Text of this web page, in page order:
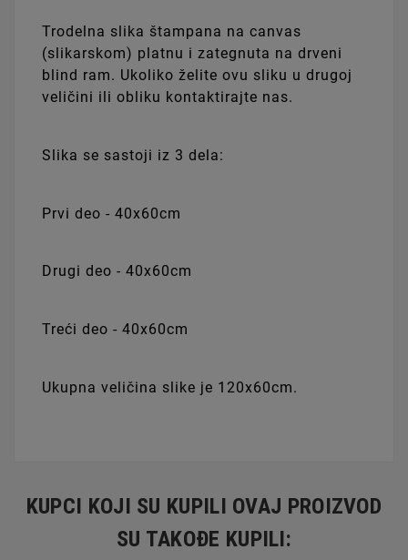
Trodelna slika štampana na canvas
(slikarskom) platnu i zategnuta na drveni
blind ram. Ukoliko želite ovu sliku u drugoj
veličini ili obliku kontaktirajte nas.
Slika se sastoji iz 3 dela:
Prvi deo - 40x60cm
Drugi deo - 40x60cm
Treći deo - 40x60cm
Ukupna veličina slike je 120x60cm.
KUPCI KOJI SU KUPILI OVAJ PROIZVOD
SU TAKOĐE KUPILI: